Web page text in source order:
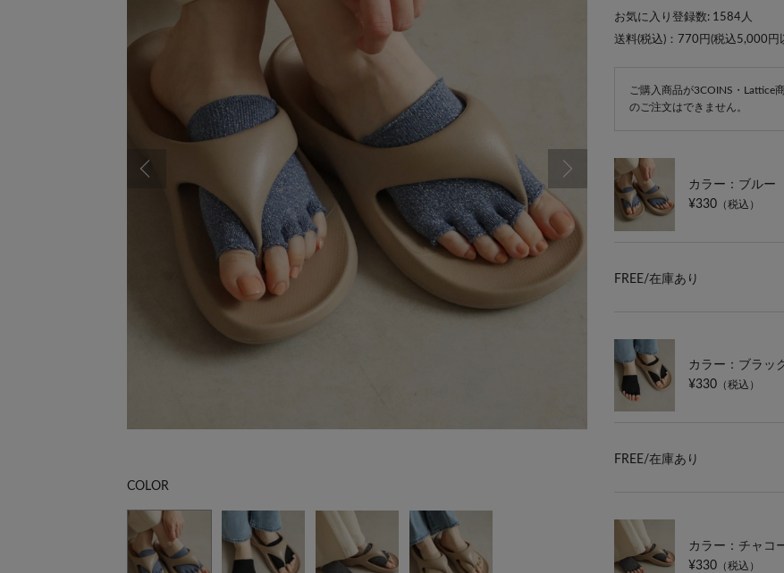
COLOR
お気に入り登録数: 1584 人
送料(税込)：770円(税込5,000円
ご購入商品が3COINS・Lattice
のご注文はできません。
カラー：ブルー
¥330 （税込）
FREE/在庫あり
カラー：ブラッ
¥330 （税込）
FREE/在庫あり
カラー：チャコ
¥330 （税込）